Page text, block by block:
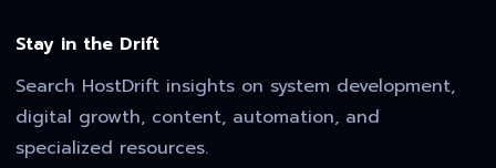
Stay in the Drift
Search HostDrift insights on system development,
digital growth, content, automation, and
specialized resources.